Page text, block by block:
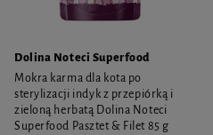
Dolina Noteci Superfood
Mokra karma dla kota po
sterylizacji indyk z przepiórką i
zieloną herbatą Dolina Noteci
Superfood Pasztet & Filet 85 g